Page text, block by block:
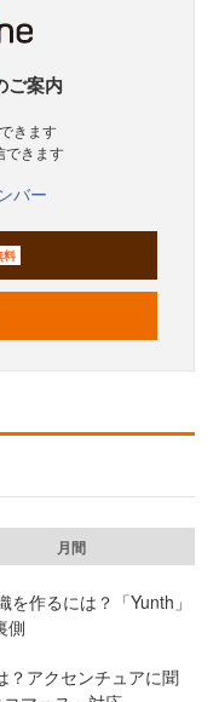
ご案内
きます
できます
バー
料
月間
作るには？「Yunth」
側
？アクセンチュアに聞